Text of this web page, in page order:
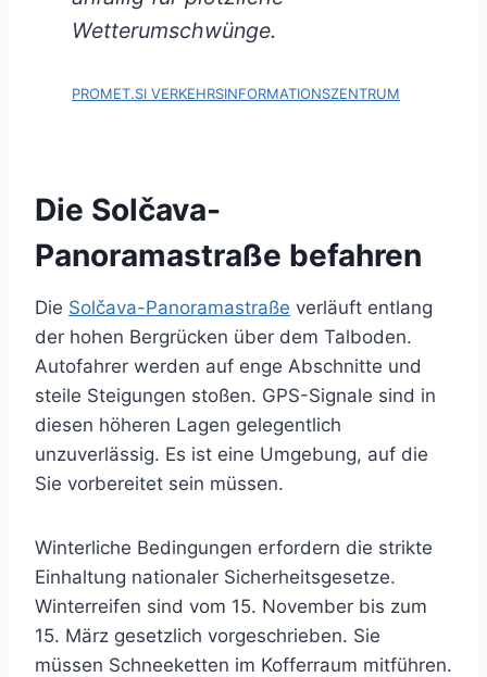
Wetterumschwünge.
PROMET.SI VERKEHRSINFORMATIONSZENTRUM
Die Solčava-
Panoramastraße befahren
Die Solčava-Panoramastraße verläuft entlang
der hohen Bergrücken über dem Talboden.
Autofahrer werden auf enge Abschnitte und
steile Steigungen stoßen. GPS-Signale sind in
diesen höheren Lagen gelegentlich
unzuverlässig. Es ist eine Umgebung, auf die
Sie vorbereitet sein müssen.
Winterliche Bedingungen erfordern die strikte
Einhaltung nationaler Sicherheitsgesetze.
Winterreifen sind vom 15. November bis zum
15. März gesetzlich vorgeschrieben. Sie
müssen Schneeketten im Kofferraum mitführen.